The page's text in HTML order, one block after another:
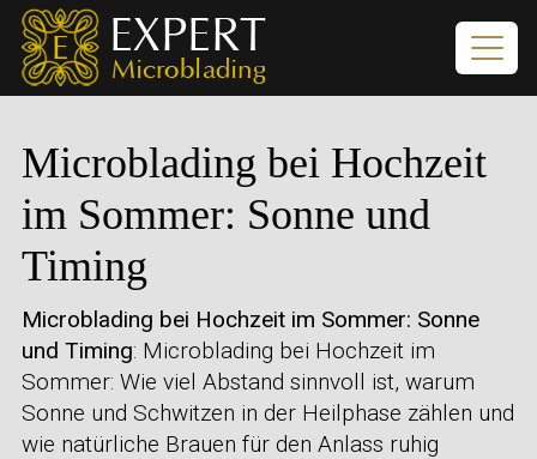
Microblading bei Hochzeit
im Sommer: Sonne und
Timing
Microblading bei Hochzeit im Sommer: Sonne
und Timing: Microblading bei Hochzeit im
Sommer: Wie viel Abstand sinnvoll ist, warum
Sonne und Schwitzen in der Heilphase zählen und
wie natürliche Brauen für den Anlass ruhig